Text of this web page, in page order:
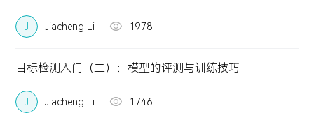
最新公告
J Jiacheng Li 1978
目标检测入门（二）：模型的评测与训练技巧
J Jiacheng Li 1746